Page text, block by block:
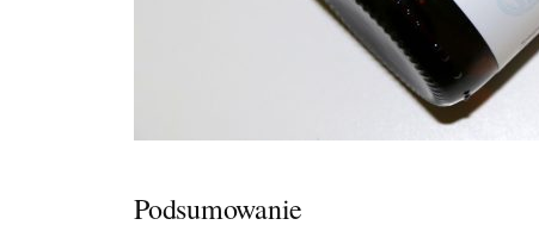
Podsumowanie